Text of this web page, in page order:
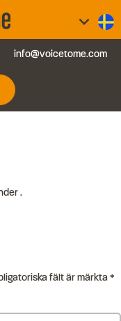
keyboard_arrow_down
info@voicetome.com
.
fält är märkta*